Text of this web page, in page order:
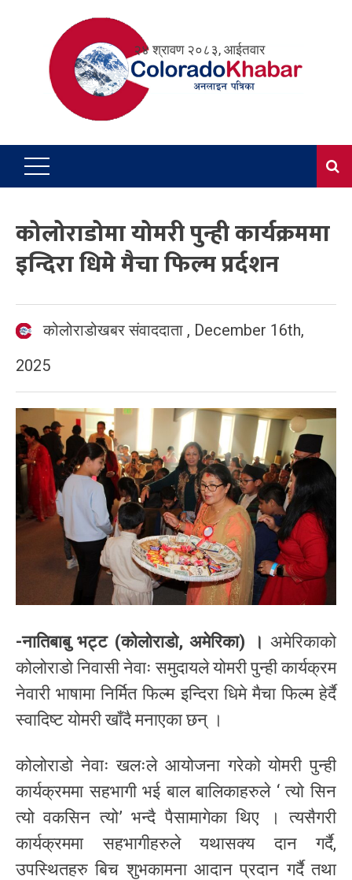
२४ श्रावण २०८३, आईतवार
कोलोराडोमा योमरी पुन्ही कार्यक्रममा
इन्दिरा धिमे मैचा फिल्म प्रर्दशन
कोलोराडोखबर संवाददाता , December 16th,
2025
-नातिबाबु भट्ट (कोलोराडो, अमेरिका) । अमेरिकाको
कोलोराडो निवासी नेवाः समुदायले योमरी पुन्ही कार्यक्रम
नेवारी भाषामा निर्मित फिल्म इन्दिरा धिमे मैचा फिल्म हेर्दै
स्वादिष्ट योमरी खाँदै मनाएका छन् ।
कोलोराडो नेवाः खलःले आयोजना गरेको योमरी पुन्ही
कार्यक्रममा सहभागी भई बाल बालिकाहरुले ‘ त्यो सिन
त्यो वकसिन त्यो’ भन्दै पैसामागेका थिए । त्यसैगरी
कार्यक्रममा सहभागीहरुले यथासक्य दान गर्दै,
उपस्थितहरु बिच शुभकामना आदान प्रदान गर्दै तथा